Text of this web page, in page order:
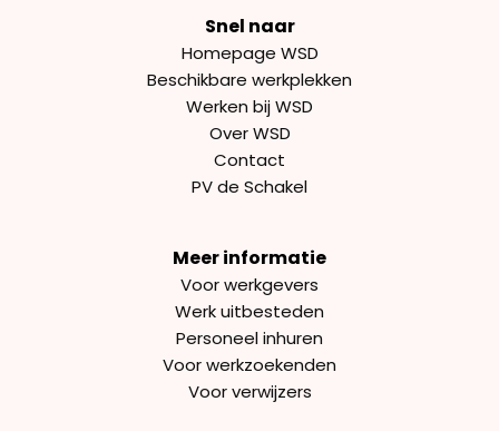
Snel naar
Homepage WSD
Beschikbare werkplekken
Werken bij WSD
Over WSD
Contact
PV de Schakel
Meer informatie
Voor werkgevers
Werk uitbesteden
Personeel inhuren
Voor werkzoekenden
Voor verwijzers